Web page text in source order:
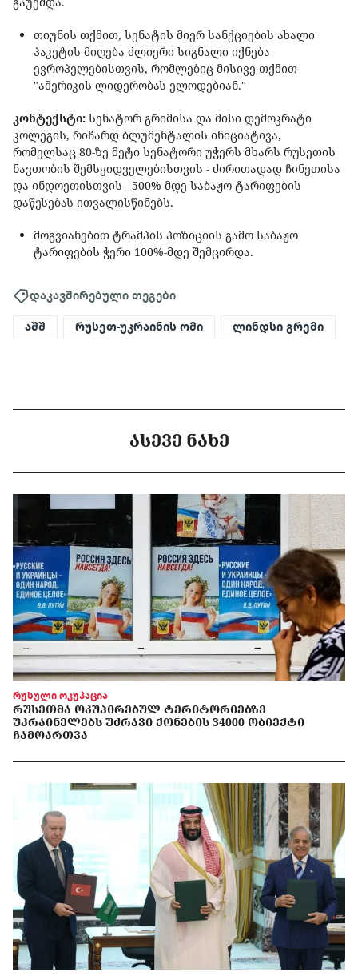
თიუნის თქმით, სენატის მიერ სანქციების ახალი
პაკეტის მიღება ძლიერი სიგნალი იქნება
ევროპელებისთვის, რომლებიც მისივე თქმით
"ამერიკის ლიდერობას ელოდებიან."
კონტექსტი: სენატორ გრიმისა და მისი დემოკრატი
კოლეგის, რიჩარდ ბლუმენტალის ინიციატივა,
რომელსაც 80-ზე მეტი სენატორი უჭერს მხარს რუსეთის
ნავთობის შემსყიდველებისთვის - ძირითადად ჩინეთისა
და ინდოეთისთვის - 500%-მდე საბაჟო ტარიფების
დაწესებას ითვალისწინებს.
მოგვიანებით ტრამპის პოზიციის გამო საბაჟო
ტარიფების ჭერი 100%-მდე შემცირდა.
დაკავშირებული თეგები
აშშ რუსეთ-უკრაინის ომი ლინდსი გრემი
ᲐᲡᲔᲕᲔ ᲜᲐᲮᲔ
რუსული ოკუპაცია
ᲠᲣᲡᲔᲗᲛᲐ ᲝᲙᲣᲞᲘᲠᲔᲑᲣᲚ ᲢᲔᲠᲘᲢᲝᲠᲘᲔᲑᲖᲔ
ᲣᲙᲠᲐᲘᲜᲔᲚᲔᲑᲡ ᲣᲫᲠᲐᲕᲘ ᲥᲝᲜᲔᲑᲘᲡ 34000 ᲝᲑᲘᲔᲥᲢᲘ
ᲩᲐᲛᲝᲐᲠᲗᲕᲐ